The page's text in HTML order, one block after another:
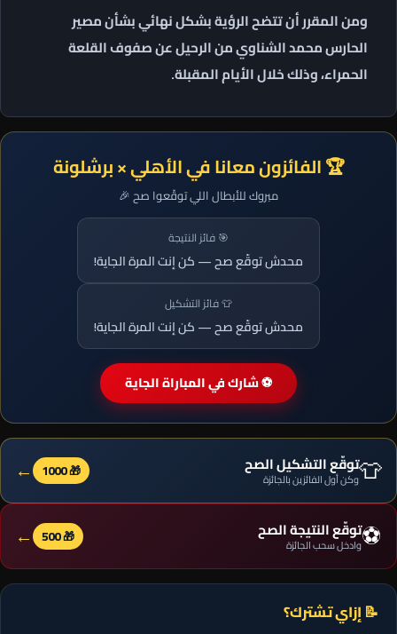
ومن المقرر أن تتضح الرؤية بشكل نهائي بشأن مصير
الحارس محمد الشناوي من الرحيل عن صفوف القلعة
الحمراء، وذلك خلال الأيام المقبلة.
🏆 الفائزون معانا في الأهلي × برشلونة
مبروك للأبطال اللي توقّعوا صح 🎉
🎯 فائز النتيجة
محدش توقّع صح — كن إنت المرة الجاية!
👕 فائز التشكيل
محدش توقّع صح — كن إنت المرة الجاية!
⚽ شارك في المباراة الجاية
👕توقّع التشكيل الصح
وكن أول الفائزين بالجائزة 🎁 1000
←
⚽توقّع النتيجة الصح
وادخل سحب الجائزة 🎁 500
←
📝 إزاي تشترك؟